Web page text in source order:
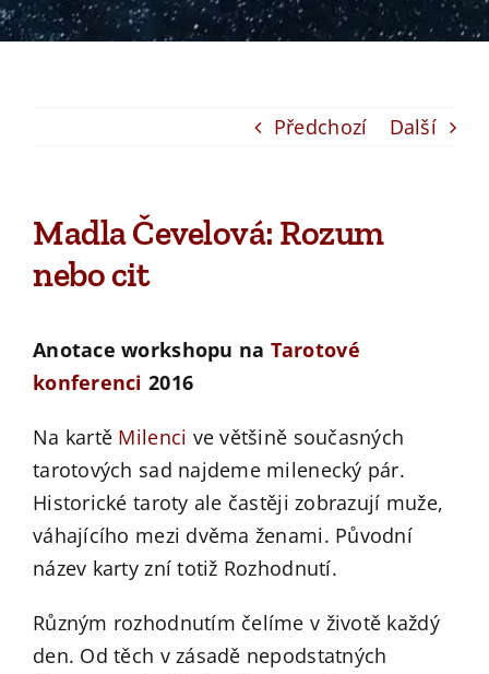
Předchozí Další
Madla Čevelová: Rozum
nebo cit
Anotace workshopu na Tarotové
konferenci 2016
Na kartě Milenci ve většině současných
tarotových sad najdeme milenecký pár.
Historické taroty ale častěji zobrazují muže,
váhajícího mezi dvěma ženami. Původní
název karty zní totiž Rozhodnutí.
Různým rozhodnutím čelíme v životě každý
den. Od těch v zásadě nepodstatných